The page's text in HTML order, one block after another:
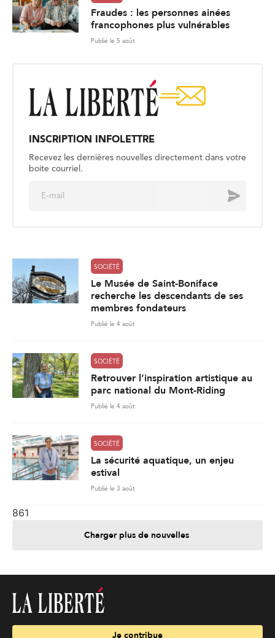
Fraudes : les personnes ainées
francophones plus vulnérables
Publié le 5 août
INSCRIPTION INFOLETTRE
Recevez les dernières nouvelles directement dans votre
boite courriel.
Envoyer
SOCIÉTÉ
Le Musée de Saint-Boniface
recherche les descendants de ses
membres fondateurs
Publié le 4 août
SOCIÉTÉ
Retrouver l’inspiration artistique au
parc national du Mont-Riding
Publié le 4 août
SOCIÉTÉ
La sécurité aquatique, un enjeu
estival
Publié le 3 août
861
Charger plus de nouvelles
Je contribue